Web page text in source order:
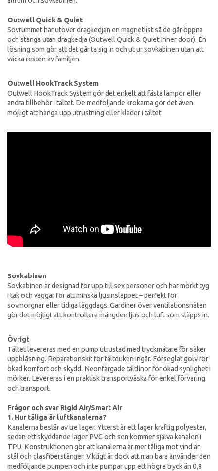
Outwell Quick & Quiet
Sovrummet har utöver dragkedjan en magnetlist så de går öppna
och stänga utan dragkedja (Outwell Quick & Quiet Inner door). En
lösning som gör att det går ta sig in och ut ur sovkabinen utan att
väcka resten av familjen.
Outwell HookTrack System
Outwell HookTrack System gör det enkelt att fästa lampor eller
andra tillbehör i tältet. De medföljande krokarna gör det även
möjligt att hänga upp utrustning eller kläder i tältet.
Sovkabinen
Sovkabinen är designad för upp till sex personer och har mörkt tyg
i tak och väggar för att minska ljusinsläppet – perfekt för
sovmorgnar eller tidiga läggdags. Gardiner över ventilationsnäten
gör det möjligt att kontrollera mängden ljus och luft som släpps in.
Övrigt
Tältet levereras med en pump utrustad med tryckmätare för säker
uppblåsning. Reparationskit för tältduken ingår. Förseglat golv för
ökad komfort och skydd. Neonfärgade tältlinor för ökad synlighet i
mörker. Levereras i en praktisk transportväska för enkel förvaring
och transport.
Frågor och svar Rigid Air/Smart Air
1. Hur tåliga är luftkanalerna?
Kanalerna består av tre lager. Ytterst är ett lager kraftig polyester,
sedan ett skyddande lager PVC och sen kommer själva kanalen i
TPU. Konstruktionen gör att kanalerna är mer tåliga mot vind än
stål och glasfiberstänger. Viktigt är dock att man bara använder den
medföljande pumpen och inte pumpar upp ett högre tryck än 0,8